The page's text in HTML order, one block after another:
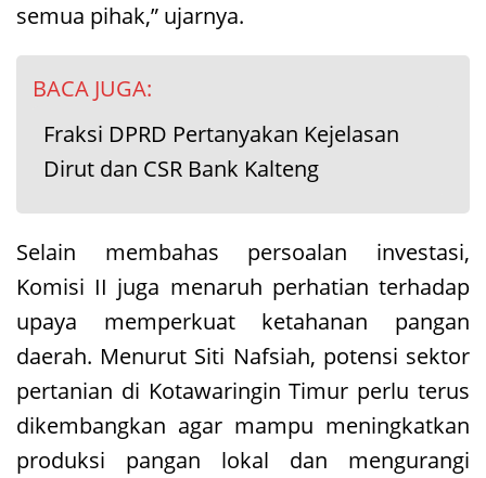
semua pihak,” ujarnya.
BACA JUGA:
Fraksi DPRD Pertanyakan Kejelasan
Dirut dan CSR Bank Kalteng
Selain membahas persoalan investasi,
Komisi II juga menaruh perhatian terhadap
upaya memperkuat ketahanan pangan
daerah. Menurut Siti Nafsiah, potensi sektor
pertanian di Kotawaringin Timur perlu terus
dikembangkan agar mampu meningkatkan
produksi pangan lokal dan mengurangi